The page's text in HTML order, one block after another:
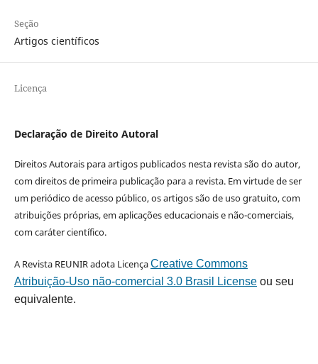
Seção
Artigos científicos
Licença
Declaração de Direito Autoral
Direitos Autorais para artigos publicados nesta revista são do autor,
com direitos de primeira publicação para a revista. Em virtude de ser
um periódico de acesso público, os artigos são de uso gratuito, com
atribuições próprias, em aplicações educacionais e não-comerciais,
com caráter científico.
A Revista REUNIR adota LicençaCreative Commons
Atribuição-Uso não-comercial 3.0 Brasil Licenseou seu
equivalente.